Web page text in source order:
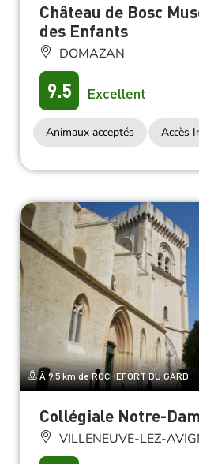
Château de Bosc
des Enfants
DOMAZAN
9.5 Excellent
Animaux acceptés Accès
À 9.5 km de ROCHEFORT DU GARD
Collégiale Notre-
VILLENEUVE-LEZ-